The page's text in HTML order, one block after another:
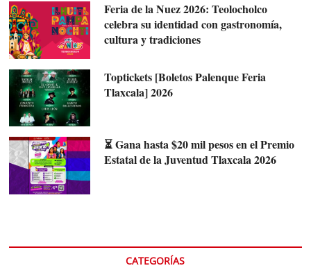
Feria de la Nuez 2026: Teolocholco
celebra su identidad con gastronomía,
cultura y tradiciones
Toptickets [Boletos Palenque Feria
Tlaxcala] 2026
⏳ Gana hasta $20 mil pesos en el Premio
Estatal de la Juventud Tlaxcala 2026
CATEGORÍAS